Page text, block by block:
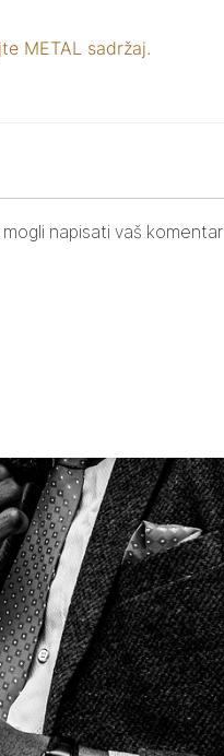
METAL sadržaj.
napisati vaš komentar